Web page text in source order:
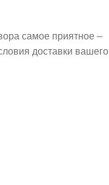
самое приятное –
доставки вашего